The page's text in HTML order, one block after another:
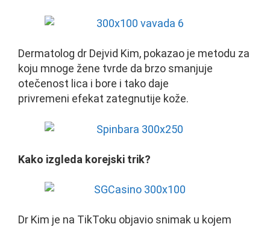
Dermatolog dr Dejvid Kim, pokazao je metodu za
koju mnoge žene tvrde da brzo smanjuje
otečenost lica i bore i tako daje
privremeni efekat zategnutije kože.
Kako izgleda korejski trik?
Dr Kim je na TikToku objavio snimak u kojem